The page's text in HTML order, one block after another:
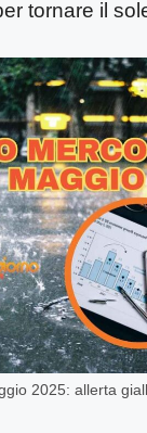
tornare il
2025: allerta